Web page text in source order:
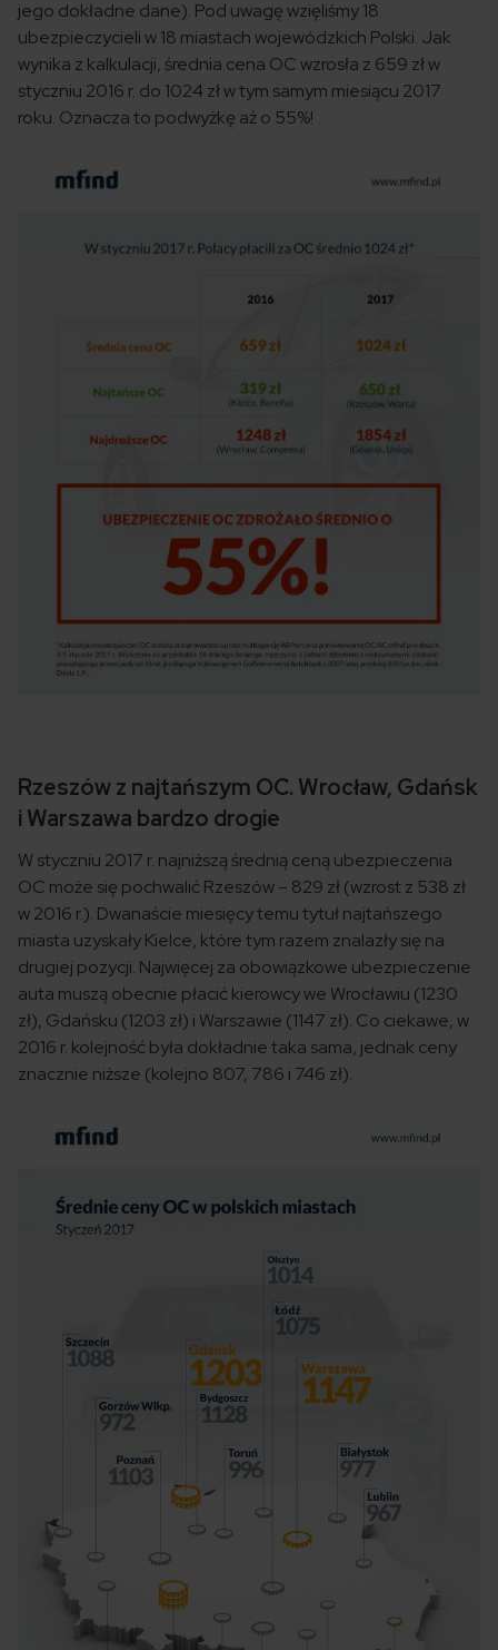
jego dokładne dane). Pod uwagę wzięliśmy 18
ubezpieczycieli w 18 miastach wojewódzkich Polski. Jak
wynika z kalkulacji, średnia cena OC wzrosła z 659 zł w
styczniu 2016 r. do 1024 zł w tym samym miesiącu 2017
roku. Oznacza to podwyżkę aż o 55%!
Rzeszów z najtańszym OC. Wrocław, Gdańsk
i Warszawa bardzo drogie
W styczniu 2017 r. najniższą średnią ceną ubezpieczenia
OC może się pochwalić Rzeszów – 829 zł (wzrost z 538 zł
w 2016 r.). Dwanaście miesięcy temu tytuł najtańszego
miasta uzyskały Kielce, które tym razem znalazły się na
drugiej pozycji. Najwięcej za obowiązkowe ubezpieczenie
auta muszą obecnie płacić kierowcy we Wrocławiu (1230
zł), Gdańsku (1203 zł) i Warszawie (1147 zł). Co ciekawe, w
2016 r. kolejność była dokładnie taka sama, jednak ceny
znacznie niższe (kolejno 807, 786 i 746 zł).